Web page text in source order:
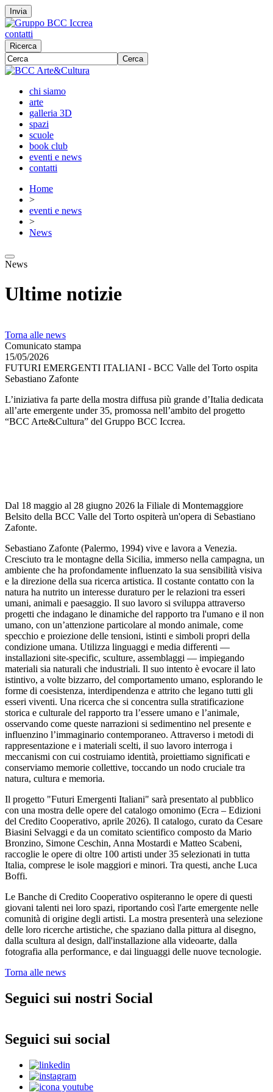
Invia
contatti
Ricerca
Cerca
chi siamo
arte
galleria 3D
spazi
scuole
book club
eventi e news
contatti
Home
>
eventi e news
>
News
News
Ultime notizie
Torna alle news
Comunicato stampa
15/05/2026
FUTURI EMERGENTI ITALIANI - BCC Valle del Torto ospita
Sebastiano Zafonte
L’iniziativa fa parte della mostra diffusa più grande d’Italia dedicata
all’arte emergente under 35, promossa nell’ambito del progetto
“BCC Arte&Cultura” del Gruppo BCC Iccrea.
Dal 18 maggio al 28 giugno 2026 la Filiale di Montemaggiore
Belsito della BCC Valle del Torto ospiterà un'opera di Sebastiano
Zafonte.
Sebastiano Zafonte (Palermo, 1994) vive e lavora a Venezia.
Cresciuto tra le montagne della Sicilia, immerso nella campagna, un
ambiente che ha profondamente influenzato la sua sensibilità visiva
e la direzione della sua ricerca artistica. Il costante contatto con la
natura ha nutrito un interesse duraturo per le relazioni tra esseri
umani, animali e paesaggio. Il suo lavoro si sviluppa attraverso
progetti che indagano le dinamiche del rapporto tra l'umano e il non
umano, con un’attenzione particolare al mondo animale, come
specchio e proiezione delle tensioni, istinti e simboli propri della
condizione umana. Utilizza linguaggi e media differenti —
installazioni site-specific, sculture, assemblaggi — impiegando
materiali sia naturali che industriali. Il suo intento è evocare il lato
istintivo, a volte bizzarro, del comportamento umano, esplorando le
forme di coesistenza, interdipendenza e attrito che legano tutti gli
esseri viventi. Una ricerca che si concentra sulla stratificazione
storica e culturale del rapporto tra l’essere umano e l’animale,
osservando come queste narrazioni si sedimentino nel presente e
influenzino l’immaginario contemporaneo. Attraverso i metodi di
rappresentazione e i materiali scelti, il suo lavoro interroga i
meccanismi con cui costruiamo identità, proiettiamo significati e
conserviamo memorie collettive, toccando un nodo cruciale tra
natura, cultura e memoria.
Il progetto "Futuri Emergenti Italiani" sarà presentato al pubblico
con una mostra delle opere del catalogo omonimo (Ecra – Edizioni
del Credito Cooperativo, aprile 2026). Il catalogo, curato da Cesare
Biasini Selvaggi e da un comitato scientifico composto da Mario
Bronzino, Simone Ceschin, Anna Mostardi e Matteo Scabeni,
raccoglie le opere di oltre 100 artisti under 35 selezionati in tutta
Italia, comprese le isole maggiori e minori. Tra questi, anche Luca
Boffi.
Le Banche di Credito Cooperativo ospiteranno le opere di questi
giovani talenti nei loro spazi, riportando così l'arte emergente nelle
comunità di origine degli artisti. La mostra presenterà una selezione
delle loro ricerche artistiche, che spaziano dalla pittura al disegno,
dalla scultura al design, dall'installazione alla videoarte, dalla
fotografia alla performance, e dai linguaggi delle nuove tecnologie.
Torna alle news
Seguici sui nostri Social
Seguici sui social